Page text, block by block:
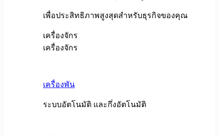
เพื่อประสิทธิภาพสูงสุดสำหรับธุรกิจของคุณ
เครื่องจักร
เครื่องจักร
เครื่องพัน
ระบบอัตโนมัติ และกึ่งอัตโนมัติ